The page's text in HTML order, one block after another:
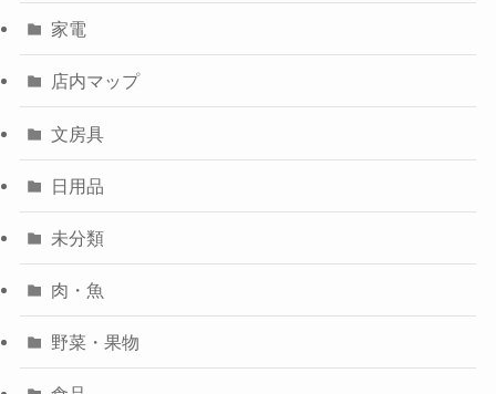
家電
店内マップ
文房具
日用品
未分類
肉・魚
野菜・果物